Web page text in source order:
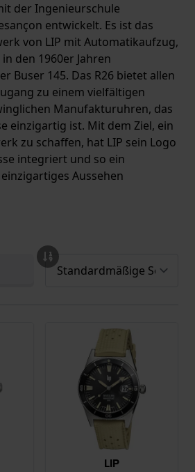
der Ingenieurschule
entwickelt. Es ist das
von LIP mit Automatikaufzug,
den 1960er Jahren
Buser 145. Das R26 bietet allen
zu einem vielfältigen
Manufakturuhren, das
einzigartig ist. Mit dem Ziel, ein
zu schaffen, hat LIP sein Logo
integriert und so ein
Aussehen
LIP